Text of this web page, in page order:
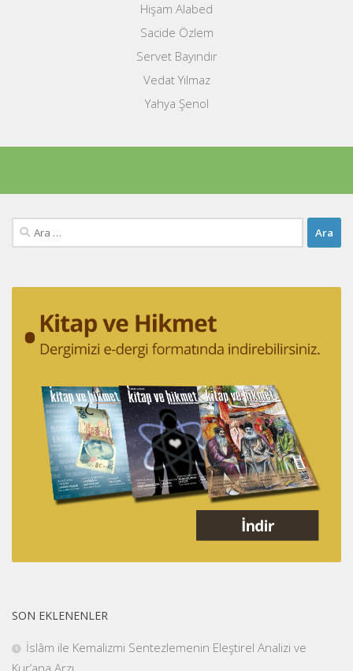
Hişam Alabed
Sacide Özlem
Servet Bayındır
Vedat Yılmaz
Yahya Şenol
Arama:
SON EKLENENLER
İslâm ile Kemalizmi Sentezlemenin Eleştirel Analizi ve
Kur’ana Arzı